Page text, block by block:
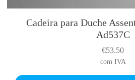
Cadeira para Duche
Ad537C
€53.50
com IVA